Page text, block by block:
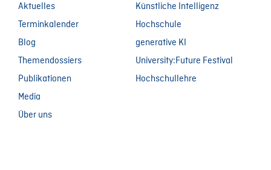
Aktuelles
Terminkalender
Blog
Themendossiers
Publikationen
Media
Über uns
Künstliche Intelligenz
Hochschule
generative KI
University:Future Festival
Hochschullehre